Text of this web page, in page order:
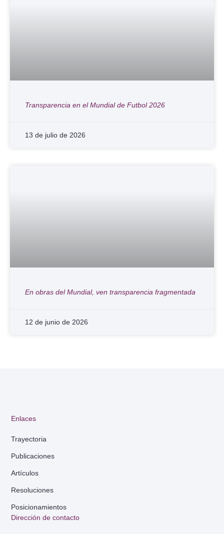
Transparencia en el Mundial de Futbol 2026
13 de julio de 2026
En obras del Mundial, ven transparencia fragmentada
12 de junio de 2026
Dirección de contacto
Enlaces
Trayectoria
Publicaciones
Artículos
Resoluciones
Posicionamientos